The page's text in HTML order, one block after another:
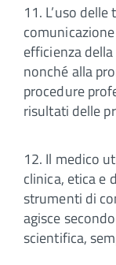
11. L’uso
efficienza
nonché alla
procedure
risultati delle
12. Il medico
clinica, etica e
strumenti di
agisce
scientifica,